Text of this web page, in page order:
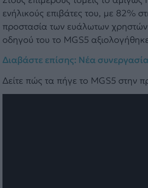
ενήλικούς επιβάτες του, με 82%
προστασία των ευάλωτων
οδηγού του το MGS5
Διαβάστε επίσης: Νέα
Δείτε πώς τα πήγε το MGS5 στην